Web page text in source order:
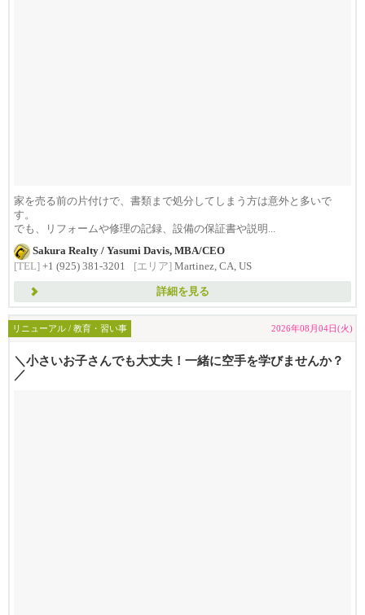
家を売る前の片付けで、書類まで処分してしまう方は意外と多いで
す。
でも、リフォームや修理の記録、設備の保証書や説明...
Sakura Realty / Yasumi Davis, MBA/CEO
[TEL] +1 (925) 381-3201 [エリア] Martinez, CA, US
詳細を見る
リニューアル / 教育・習い事 2026年08月04日(火)
＼小さいお子さんでも大丈夫！一緒に空手を学びませんか？
／